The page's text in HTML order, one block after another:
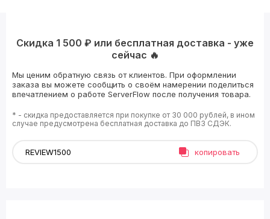
Скидка 1 500 ₽ или бесплатная доставка - уже
сейчас 🔥
Мы ценим обратную связь от клиентов. При оформлении
заказа вы можете сообщить о своём намерении поделиться
впечатлением о работе ServerFlow после получения товара.
* - скидка предоставляется при покупке от 30 000 рублей, в ином
случае предусмотрена бесплатная доставка до ПВЗ СДЭК.
копировать